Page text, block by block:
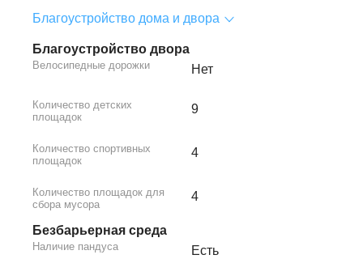
Благоустройство дома и двора
Благоустройство двора
Велосипедные дорожки Нет
Количество детских
площадок
9
Количество спортивных
площадок
4
Количество площадок для
сбора мусора
4
Безбарьерная среда
Наличие пандуса Есть